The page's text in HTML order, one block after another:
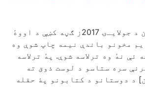
[دا خاکه د پښتون د جولایـۍ 2017ز ګڼه کښې د اووهٔ
مخونو باندې نیمه چاپ شوې وه
ئې نهٔ وه ترلاسه شوې. پهٔ ترلاسه
سره ستاسو د لوست ذوق ته
د دوستانو د کتابونو پۀ حقله